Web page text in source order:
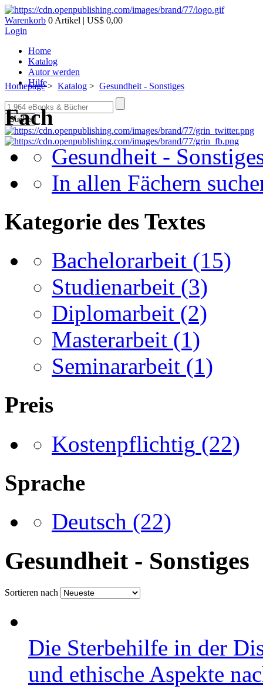
Warenkorb 0 Artikel | US$ 0,00
Login
Home
Katalog
Autor werden
Hilfe
Suche
Homepage> Katalog > Gesundheit - Sonstiges
Fach
Gesundheit -
In allen Fächern
Kategorie des Textes
Bachelorarbeit (15)
Studienarbeit (3)
Diplomarbeit (2)
Masterarbeit (1)
Seminararbeit (1)
Preis
Kostenpflichtig (22)
Sprache
Deutsch (22)
Gesundheit -
Sortieren nach
Die Sterbehilfe in der
und ethische Aspekte